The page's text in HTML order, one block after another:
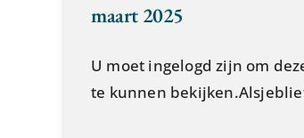
maart 2025
U moet ingelogd zijn om
te kunnen